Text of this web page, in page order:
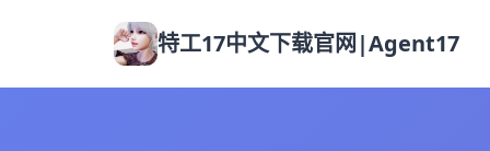
特工17中文下载官网|Agent17